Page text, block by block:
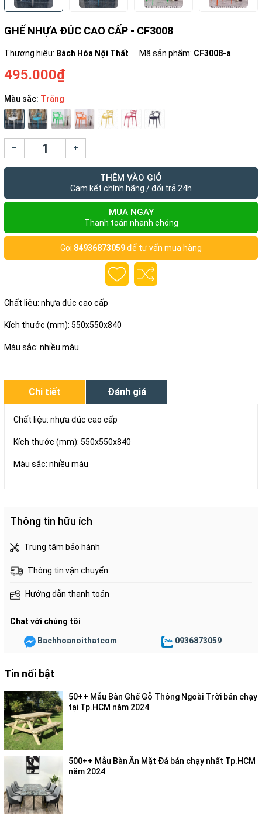
GHẾ NHỰA ĐÚC CAO CẤP - CF3008
Thương hiệu: Bách Hóa Nội Thất Mã sản phẩm: CF3008-a
495.000₫
Màu sắc: Trắng
– +
THÊM VÀO GIỎ
Cam kết chính hãng / đổi trả 24h
MUA NGAY
Thanh toán nhanh chóng
Gọi 84936873059để tư vấn mua hàng
Chất liệu: nhựa đúc cao cấp
Kích thước (mm): 550x550x840
Màu sắc: nhiều màu
Chi tiết Đánh giá
Chất liệu: nhựa đúc cao cấp
Kích thước (mm): 550x550x840
Màu sắc: nhiều màu
Thông tin hữu ích
Trung tâm bảo hành
Thông tin vận chuyển
Hướng dẫn thanh toán
Chat với chúng tôi
Bachhoanoithatcom 0936873059
Tin nổi bật
50++ Mẫu Bàn Ghế Gỗ Thông Ngoài Trời bán chạy
tại Tp.HCM năm 2024
500++ Mẫu Bàn Ăn Mặt Đá bán chạy nhất Tp.HCM
năm 2024